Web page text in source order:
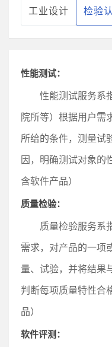
工业设计 检验
性能测试：
性能测试服务系
院所等）根据用户需
所给的条件，测量试
因，明确测试对象的
含软件产品）
质量检验：
质量检验服务系
需求，对产品的一项
量、试验，并将结果
判断每项质量特性合
品）
软件评测：